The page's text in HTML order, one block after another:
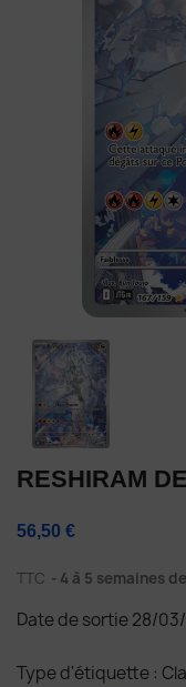
RESHIRAM
56,50 €
TTC 4 à 5 semaines
Date de sortie 28/
Type d'étiquette :